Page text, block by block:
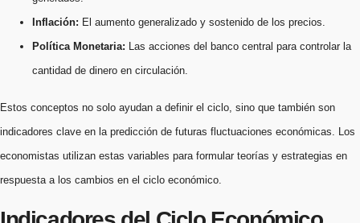
Inflación: El aumento generalizado y sostenido de los precios.
Política Monetaria: Las acciones del banco central para controlar la
cantidad de dinero en circulación.
Estos conceptos no solo ayudan a definir el ciclo, sino que también son
indicadores clave en la predicción de futuras fluctuaciones económicas. Los
economistas utilizan estas variables para formular teorías y estrategias en
respuesta a los cambios en el ciclo económico.